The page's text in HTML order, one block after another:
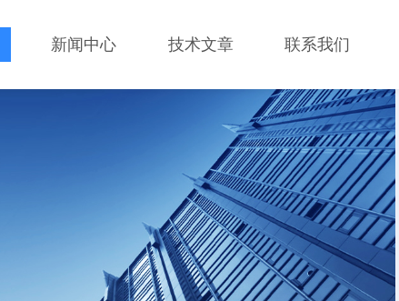
新闻中心 技术文章 联系我们